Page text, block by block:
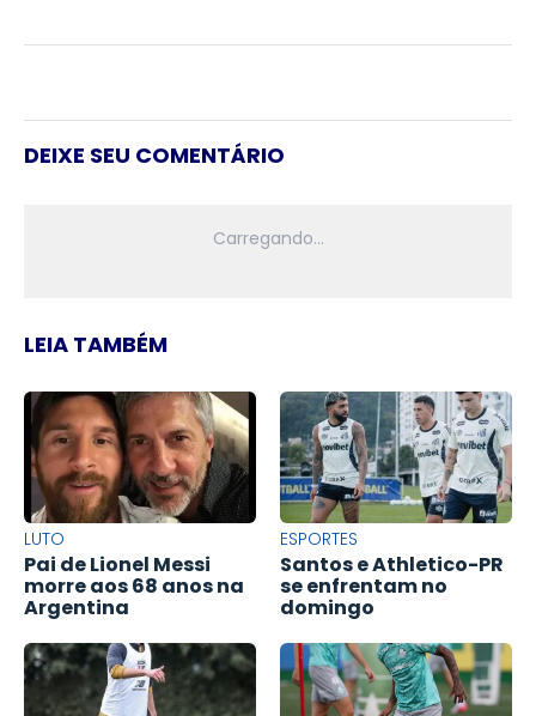
DEIXE SEU COMENTÁRIO
LEIA TAMBÉM
LUTO
Pai de Lionel Messi
morre aos 68 anos na
Argentina
ESPORTES
Santos e Athletico-PR
se enfrentam no
domingo